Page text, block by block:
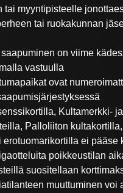
tai myyntipisteelle
tai ruokakunnan
on viime
vastuulla
ovat
Kultamerkki-
Palloliiton
erotuomarikortilla ei pääse
poikkeustilan
suositellaan
muuttuminen voi